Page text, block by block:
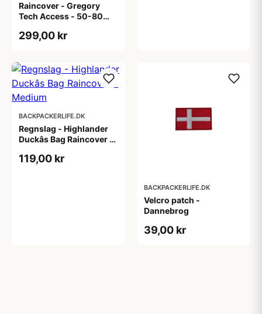
Raincover - Gregory
Tech Access - 50-80
299,00 kr
BACKPACKERLIFE.DK
Regnslag - Highlander
Duckâs Bag Raincover -
119,00 kr
BACKPACKERLIFE.DK
Velcro patch -
Dannebrog
39,00 kr